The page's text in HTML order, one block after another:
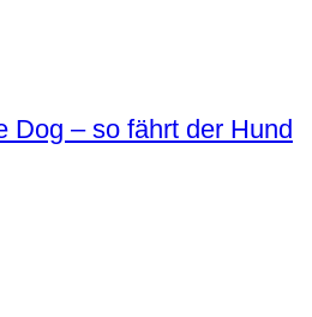
Dog – so fährt der Hund